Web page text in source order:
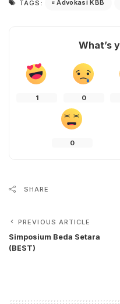
TAGS: Advokasi KBB
What’s
1 0
0
SHARE
PREVIOUS ARTICLE
Simposium Beda Setara
(BEST)